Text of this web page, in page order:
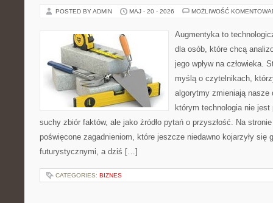
POSTED BY ADMIN MAJ - 20 - 2026 MOŻLIWOŚĆ
Augmentyka to
dla osób, które chcą
jego wpływ na człowieka.
myślą o czytelnikach,
algorytmy zmieniają nasze
którym technologia nie
suchy zbiór faktów, ale jako źródło pytań o przyszłość. Na
poświęcone zagadnieniom, które jeszcze niedawno kojarzyły się
futurystycznymi, a dziś […]
CATEGORIES: BIZNES